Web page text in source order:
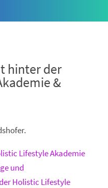
hinter der
&
Lifestyle Akademie
und
Holistic Lifestyle